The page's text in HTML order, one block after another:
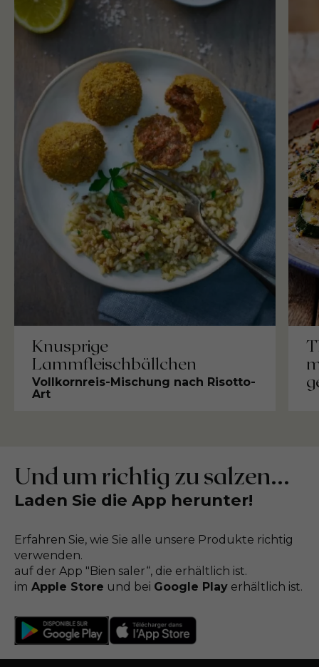
Knusprige
Lammfleischbällchen
Vollkornreis-Mischung nach Risotto-
Art
Und um richtig zu salzen...
Laden Sie die App herunter!
Erfahren Sie, wie Sie alle unsere Produkte richtig
verwenden.
auf der App "Bien saler“, die erhältlich ist.
im Apple Store und bei Google Play erhältlich ist.